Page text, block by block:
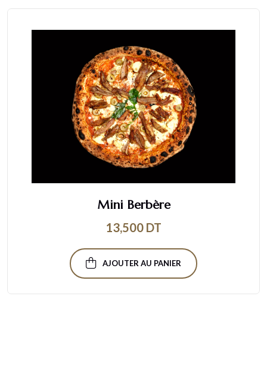
Mini Berbère
13,500 DT
AJOUTER AU PANIER